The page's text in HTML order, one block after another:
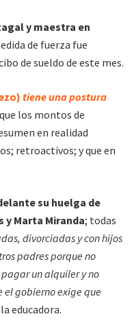
y maestra en
de fuerza fue
de sueldo de este mes.
tiene una postura
los montos de
en realidad
retroactivos; y que en
su huelga de
y Marta Miranda; todas
divorciadas y con hijos
padres porque no
un alquiler y no
el gobierno exige que
educadora.